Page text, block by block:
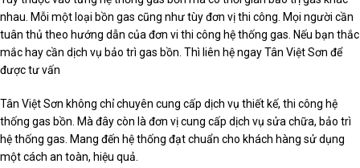
nhau. Mỗi một loại bồn gas cũng như tùy đơn vị thi công. Mọi người cần
tuân thủ theo hướng dẫn của đơn vi thi công hệ thống gas. Nếu bạn thắc
mắc hay cần dịch vụ bảo trì gas bồn. Thì liên hệ ngay Tân Việt Sơn để
được tư vấn
Tân Việt Sơn không chỉ chuyên cung cấp dịch vụ thiết kế, thi công hệ
thống gas bồn. Mà đây còn là đơn vị cung cấp dịch vụ sửa chữa, bảo trì
hệ thống gas. Mang đến hệ thống đạt chuẩn cho khách hàng sử dụng
một cách an toàn, hiệu quả.